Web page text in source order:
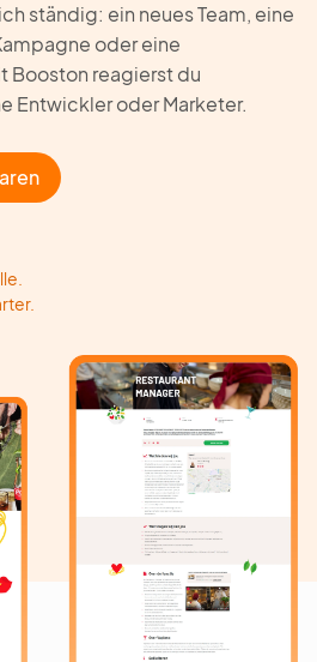
ständig: ein neues Team, eine
oder eine
Booston reagierst du
Entwickler oder Marketer.